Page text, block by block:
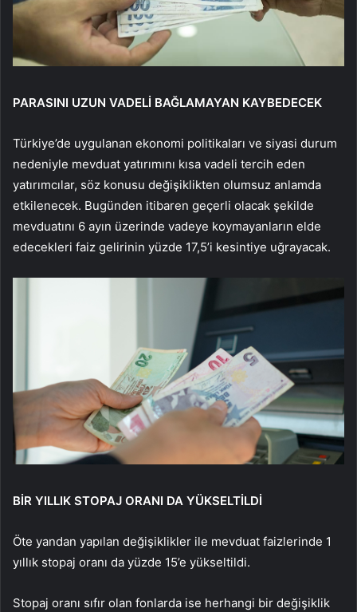
PARASINI UZUN VADELİ BAĞLAMAYAN KAYBEDECEK
Türkiye’de uygulanan ekonomi politikaları ve siyasi durum
nedeniyle mevduat yatırımını kısa vadeli tercih eden
yatırımcılar, söz konusu değişiklikten olumsuz anlamda
etkilenecek. Bugünden itibaren geçerli olacak şekilde
mevduatını 6 ayın üzerinde vadeye koymayanların elde
edecekleri faiz gelirinin yüzde 17,5’i kesintiye uğrayacak.
BİR YILLIK STOPAJ ORANI DA YÜKSELTİLDİ
Öte yandan yapılan değişiklikler ile mevduat faizlerinde 1
yıllık stopaj oranı da yüzde 15’e yükseltildi.
Stopaj oranı sıfır olan fonlarda ise herhangi bir değişiklik